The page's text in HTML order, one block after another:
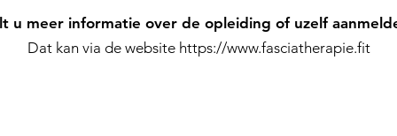
u meer informatie over de opleiding of uzelf
Dat kan via de website https://www.fasciatherapie.fit